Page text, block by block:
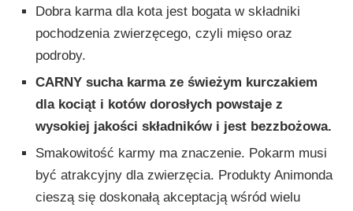
Dobra karma dla kota jest bogata w składniki
pochodzenia zwierzęcego, czyli mięso oraz
podroby.
CARNY sucha karma ze świeżym kurczakiem
dla kociąt i kotów dorosłych powstaje z
wysokiej jakości składników i jest bezzbożowa.
Smakowitość karmy ma znaczenie. Pokarm musi
być atrakcyjny dla zwierzęcia. Produkty Animonda
cieszą się doskonałą akceptacją wśród wielu